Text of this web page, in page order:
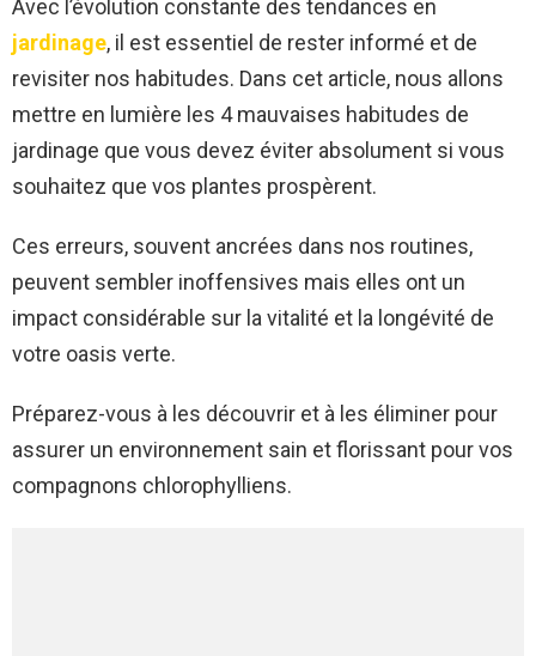
Avec l’évolution constante des tendances en
jardinage, il est essentiel de rester informé et de
revisiter nos habitudes. Dans cet article, nous allons
mettre en lumière les 4 mauvaises habitudes de
jardinage que vous devez éviter absolument si vous
souhaitez que vos plantes prospèrent.
Ces erreurs, souvent ancrées dans nos routines,
peuvent sembler inoffensives mais elles ont un
impact considérable sur la vitalité et la longévité de
votre oasis verte.
Préparez-vous à les découvrir et à les éliminer pour
assurer un environnement sain et florissant pour vos
compagnons chlorophylliens.